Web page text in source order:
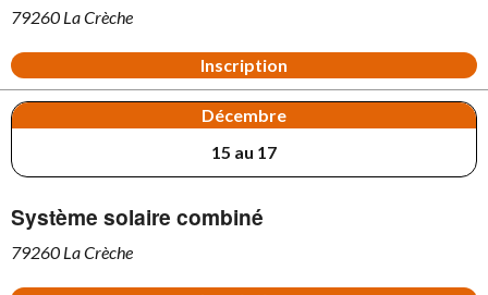
79260 La Crèche
Inscription
Décembre
15 au 17
Système solaire combiné
79260 La Crèche